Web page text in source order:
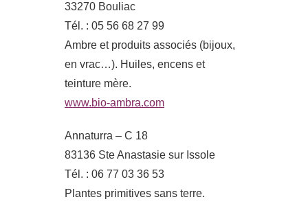
33270 Bouliac
Tél. : 05 56 68 27 99
Ambre et produits associés (bijoux,
en vrac…). Huiles, encens et
teinture mère.
www.bio-ambra.com
Annaturra – C 18
83136 Ste Anastasie sur Issole
Tél. : 06 77 03 36 53
Plantes primitives sans terre.